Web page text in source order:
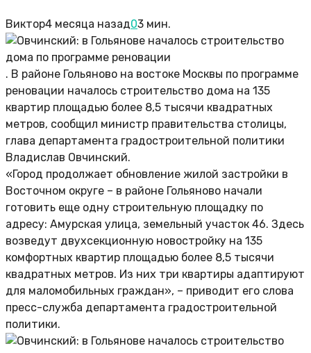
Виктор4 месяца назад03 мин.
. В районе Гольяново на востоке Москвы по программе
реновации началось строительство дома на 135
квартир площадью более 8,5 тысячи квадратных
метров, сообщил министр правительства столицы,
глава департамента градостроительной политики
Владислав Овчинский.
«Город продолжает обновление жилой застройки в
Восточном округе – в районе Гольяново начали
готовить еще одну строительную площадку по
адресу: Амурская улица, земельный участок 46. Здесь
возведут двухсекционную новостройку на 135
комфортных квартир площадью более 8,5 тысячи
квадратных метров. Из них три квартиры адаптируют
для маломобильных граждан», – приводит его слова
пресс-служба департамента градостроительной
политики.